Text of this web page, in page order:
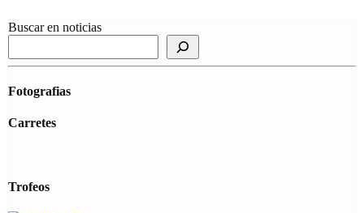
Buscar en noticias
Fotografias
Carretes
Trofeos